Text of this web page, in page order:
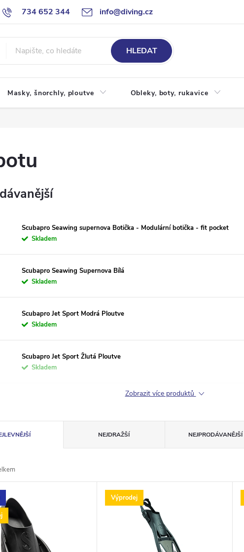
734 652 344 info@diving.cz
Jak nakupovat Obchodní podmínky Reklamace
HLEDAT
Masky, šnorchly, ploutve Obleky, boty, rukavice
Scubapro Seawing supernova Botička - Modulární botička - fit pocket
Skladem
Scubapro Seawing Supernova Bílá
Skladem
Scubapro Jet Sport Modrá Ploutve
Skladem
Scubapro Jet Sport Žlutá Ploutve
Skladem
Zobrazit více produktů
NEJDRAŽŠÍ NEJPRODÁVANĚJŠÍ
Výprodej